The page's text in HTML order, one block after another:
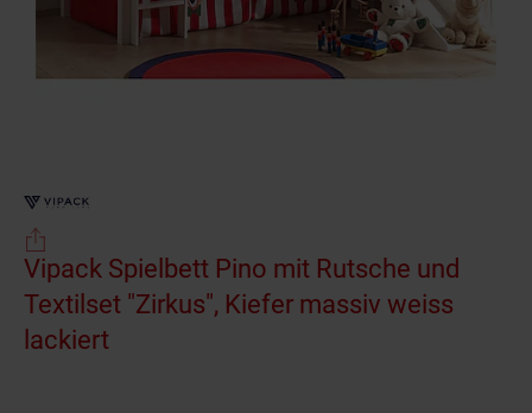
Vipack Spielbett Pino mit Rutsche und
Textilset "Zirkus", Kiefer massiv weiss
lackiert